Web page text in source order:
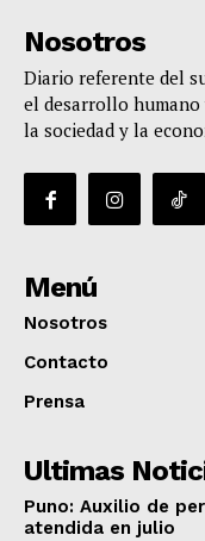
Nosotros
Diario referente del
el desarrollo humano
la sociedad y la
Menú
Nosotros
Contacto
Prensa
Ultimas
Puno: Auxilio de
atendida en julio